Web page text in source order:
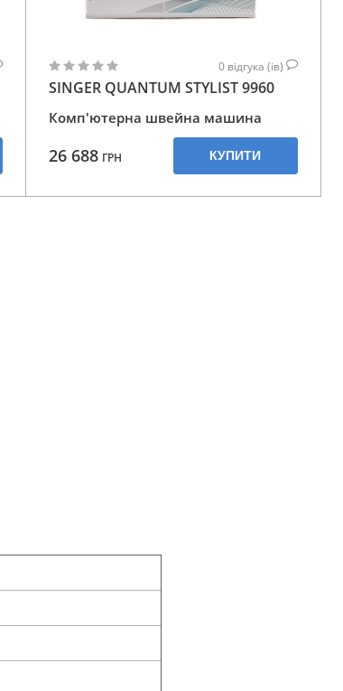
0 відгука (ів)
SINGER QUANTUM STYLIST 9960
Комп'ютерна швейна машина
26 688 ГРН КУПИТИ